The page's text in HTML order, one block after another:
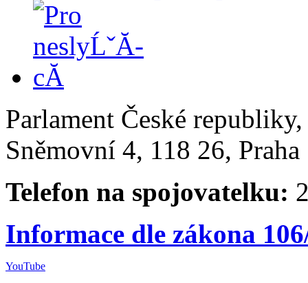
Parlament České
Sněmovní 4, 118 26,
Telefon na spojovatelku:
Informace dle zákona
YouTube